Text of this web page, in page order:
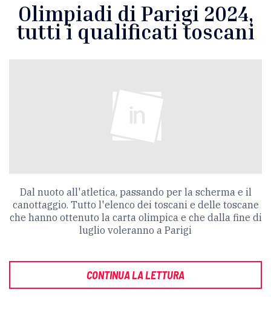
Olimpiadi di Parigi 2024,
tutti i qualificati toscani
Dal nuoto all'atletica, passando per la scherma e il
canottaggio. Tutto l'elenco dei toscani e delle toscane
che hanno ottenuto la carta olimpica e che dalla fine di
luglio voleranno a Parigi
CONTINUA LA LETTURA